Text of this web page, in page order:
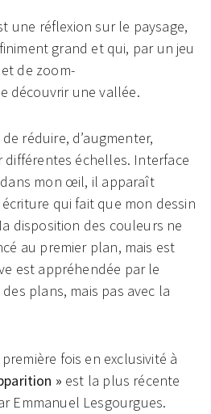
une réflexion sur le paysage,
grand et qui, par un jeu
de zoom-
découvrir une vallée.
réduire, d’augmenter,
différentes échelles. Interface
mon œil, il apparaît
qui fait que mon dessin
disposition des couleurs ne
au premier plan, mais est
est appréhendée par le
plans, mais pas avec la
fois en exclusivité à
» est la plus récente
Emmanuel Lesgourgues.